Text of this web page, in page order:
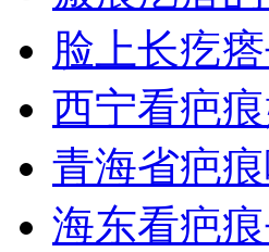
脸上长疙
西宁看疤
青海省疤
海东看疤